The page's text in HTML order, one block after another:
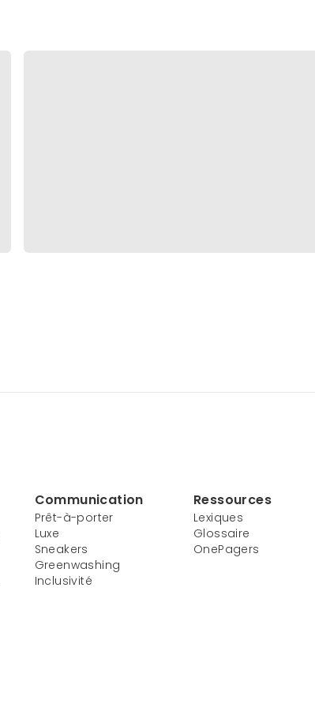
Communication
Prêt-à-porter
Luxe
Sneakers
Greenwashing
Inclusivité
Ressources
Lexiques
Glossaire
OnePagers